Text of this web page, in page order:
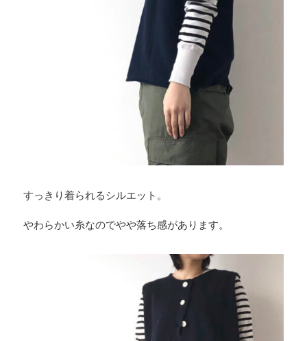
すっきり着られるシルエット。
やわらかい糸なのでやや落ち感があります。